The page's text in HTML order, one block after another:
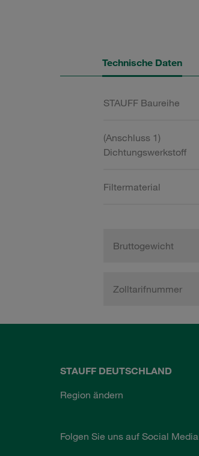
Technische Daten
STAUFF Baureihe
(Anschluss 1)
Dichtungswerkstoff
Filtermaterial
Bruttogewicht
Zolltarifnummer
STAUFF DEUTSCHLAND
Region ändern
Folgen Sie uns auf Social Media